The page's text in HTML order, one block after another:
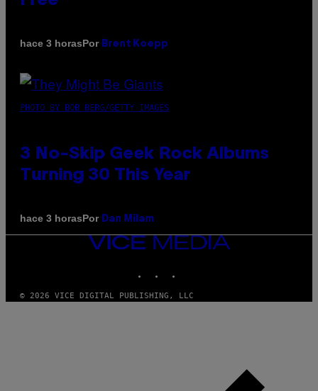
hace 3 horasPor Brent Koepp
PHOTO BY BOB BERG/GETTY IMAGES
3 No-Skip Geek Rock Albums
Turning 30 This Year
hace 3 horasPor Dan Milam
VICE
MEDIA
© 2026 VICE DIGITAL PUBLISHING, LLC